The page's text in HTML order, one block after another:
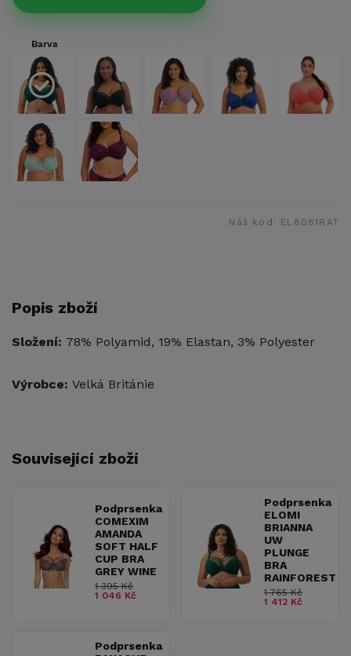
Barva
Náš kód: EL8081RAT
Popis zboží
Složení: 78% Polyamid, 19% Elastan, 3% Polyester
Výrobce: Velká Británie
Související zboží
Podprsenka
COMEXIM
AMANDA
SOFT HALF
CUP BRA
GREY WINE
1 395 Kč
1 046 Kč
Podprsenka
ELOMI
BRIANNA
UW
PLUNGE
BRA
RAINFOREST
1 765 Kč
1 412 Kč
Podprsenka